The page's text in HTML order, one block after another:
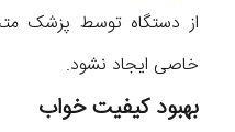
از دستگاه توسط پزشک
خاصی ایجاد نشود.
بهبود کیفیت خواب